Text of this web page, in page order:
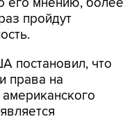
его мнению, более
пройдут
постановил, что
права на